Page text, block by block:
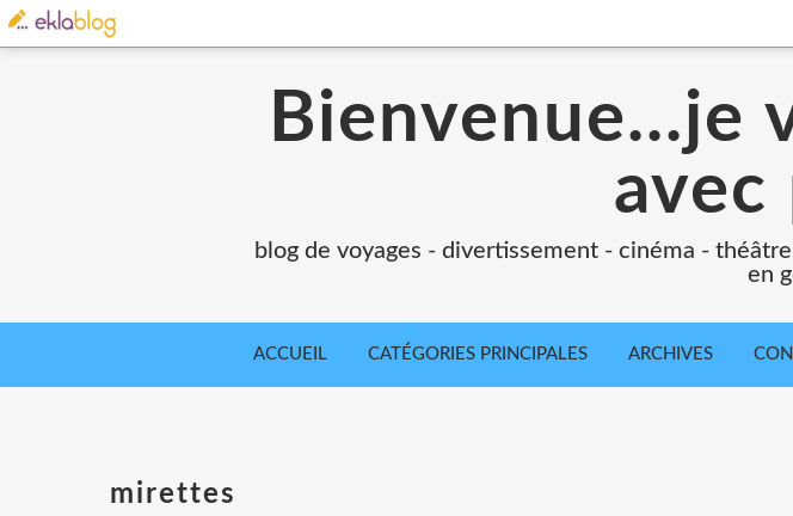
Bienvenue...je
avec
blog de voyages - divertissement - cinéma -
en
ACCUEIL CATÉGORIES PRINCIPALES ARCHIVES
mirettes